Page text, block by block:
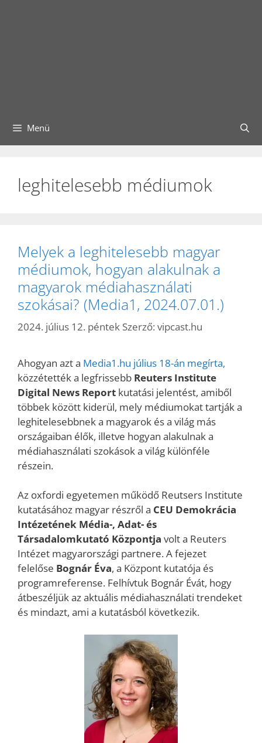
Menü
leghitelesebb médiumok
Melyek a leghitelesebb magyar
médiumok, hogyan alakulnak a
magyarok médiahasználati
szokásai? (Media1, 2024.07.01.)
2024. július 12. péntek Szerző: vipcast.hu
Ahogyan azt a Media1.hu július 18-án megírta,
közzétették a legfrissebb Reuters Institute
Digital News Report kutatási jelentést, amiből
többek között kiderül, mely médiumokat tartják a
leghitelesebbnek a magyarok és a világ más
országaiban élők, illetve hogyan alakulnak a
médiahasználati szokások a világ különféle
részein.
Az oxfordi egyetemen működő Reutsers Institute
kutatásához magyar részről a CEU Demokrácia
Intézetének Média-, Adat​- és
Társadalomkutató Központja volt a Reuters
Intézet magyarországi partnere. A fejezet
felelőse Bognár Éva, a Központ kutatója és
programreferense. Felhívtuk Bognár Évát, hogy
átbeszéljük az aktuális médiahasználati trendeket
és mindazt, ami a kutatásból következik.